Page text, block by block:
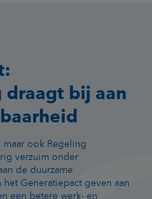
bij aan
ook Regeling
verzuim onder
de duurzame
Generatiepact geven aan
een betere werk- en